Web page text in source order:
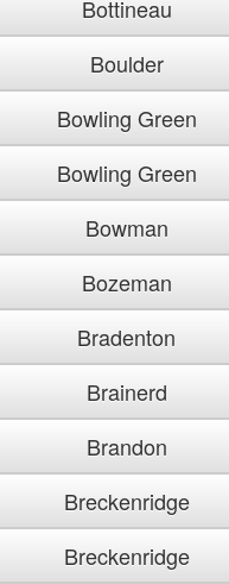
Bottineau
Boulder
Bowling Green
Bowling Green
Bowman
Bozeman
Bradenton
Brainerd
Brandon
Breckenridge
Breckenridge